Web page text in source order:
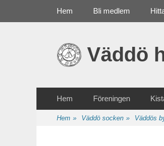
Väddö
Primär meny
Hem Bli medlem
Sekundär meny
innehåll
Hem Föreningen
Hem » Väddö socken » Väddös